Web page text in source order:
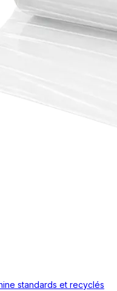
standards et recyclés